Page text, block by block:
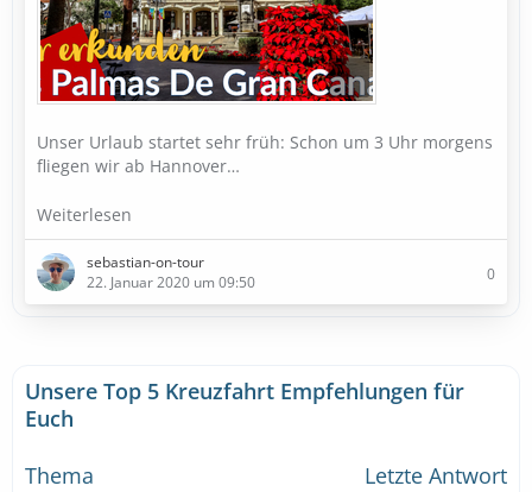
Unser Urlaub startet sehr früh: Schon um 3 Uhr morgens
fliegen wir ab Hannover…
Weiterlesen
sebastian-on-tour
22. Januar 2020 um 09:50
0
Unsere Top 5 Kreuzfahrt Empfehlungen für
Euch
Thema
Letzte Antwort